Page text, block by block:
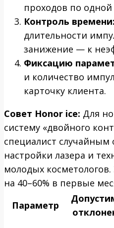
проходов по одной
Контроль времени:
длительности
занижение — к
Фиксацию
и количество
карточку клиента.
Совет Honor ice: Для
систему «двойного
специалист случайным
настройки лазера и
молодых
на 40–60% в первые
Параметр